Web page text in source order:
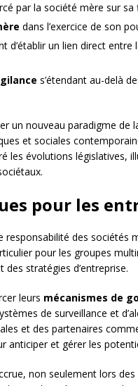
par la société mère sur sa
dans l’exercice de son
d’établir un lien direct
s’étendant au-delà
un nouveau paradigme de
et sociales
les évolutions législatives,
pour les
responsabilité des sociétés
pour les groupes
stratégies d’entreprise.
leurs mécanismes de
de surveillance et
et des partenaires
anticiper et gérer les
non seulement lors